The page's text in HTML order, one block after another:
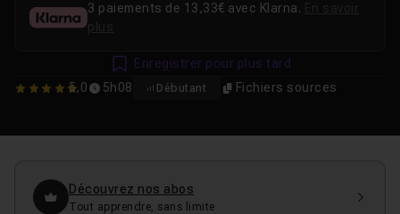
5 5,0 5h08 Débutant Fichiers sources
3 paiements de 13,33€ avec Klarna.
Enregistrer pour plus tard
Découvrez nos abos
Tout apprendre, sans limite